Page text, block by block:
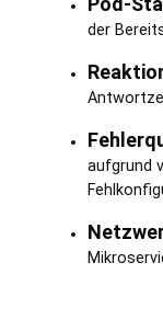
der
aufgrund